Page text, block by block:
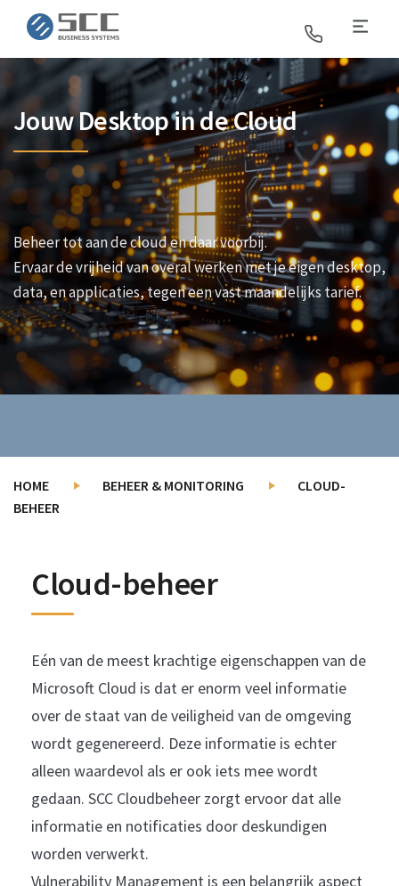
Jouw Desktop in de Cloud
Beheer tot aan de cloud en daar voorbij.
Ervaar de vrijheid van overal werken met je eigen desktop,
data, en applicaties, tegen een vast maandelijks tarief.
HOME BEHEER & MONITORING
CLOUD-
BEHEER
Cloud-beheer
Eén van de meest krachtige eigenschappen van de
Microsoft Cloud is dat er enorm veel informatie
over de staat van de veiligheid van de omgeving
wordt gegenereerd. Deze informatie is echter
alleen waardevol als er ook iets mee wordt
gedaan. SCC Cloudbeheer zorgt ervoor dat alle
informatie en notificaties door deskundigen
worden verwerkt.
Vulnerability Management is een belangrijk aspect